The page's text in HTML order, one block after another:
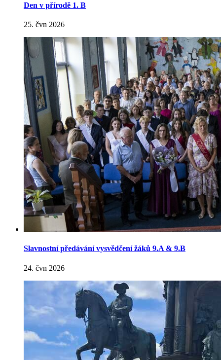
Den v přírodě 1. B
25. čvn 2026
Slavnostní předávání vysvědčení žáků 9.A & 9.B
24. čvn 2026